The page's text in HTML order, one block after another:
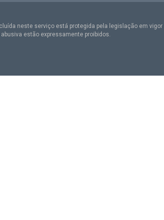
neste serviço está protegida pela legislação em vigor
estão expressamente proibidos.